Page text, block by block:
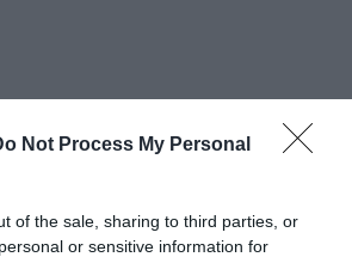
Not Process My Personal
of the sale, sharing to third parties, or
or sensitive information for